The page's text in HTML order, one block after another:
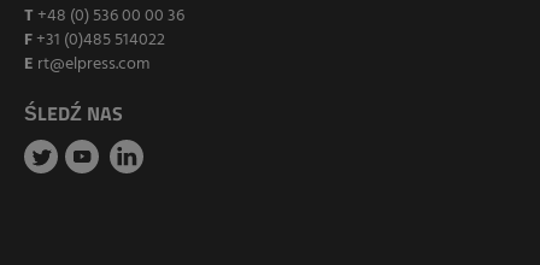
T +48 (0) 536 00 00 36
F+31 (0)485 514022
E rt@elpress.com
ŚLEDŹ NAS